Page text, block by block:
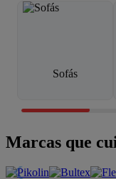
Sofás
Marcas que